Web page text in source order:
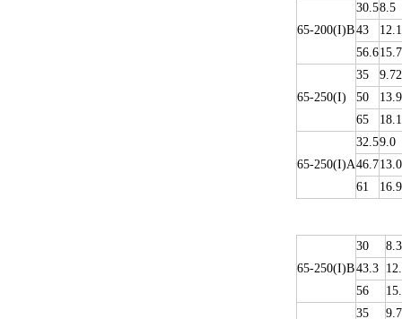
65-200(I)B
30.58.5
43
12.1
56.615.7
65-250(I)
35
9.72
50
13.9
65
18.1
65-250(I)A
32.59.0
46.713.0
61
16.9
65-250(I)B
30
8.3
43.3
56
35